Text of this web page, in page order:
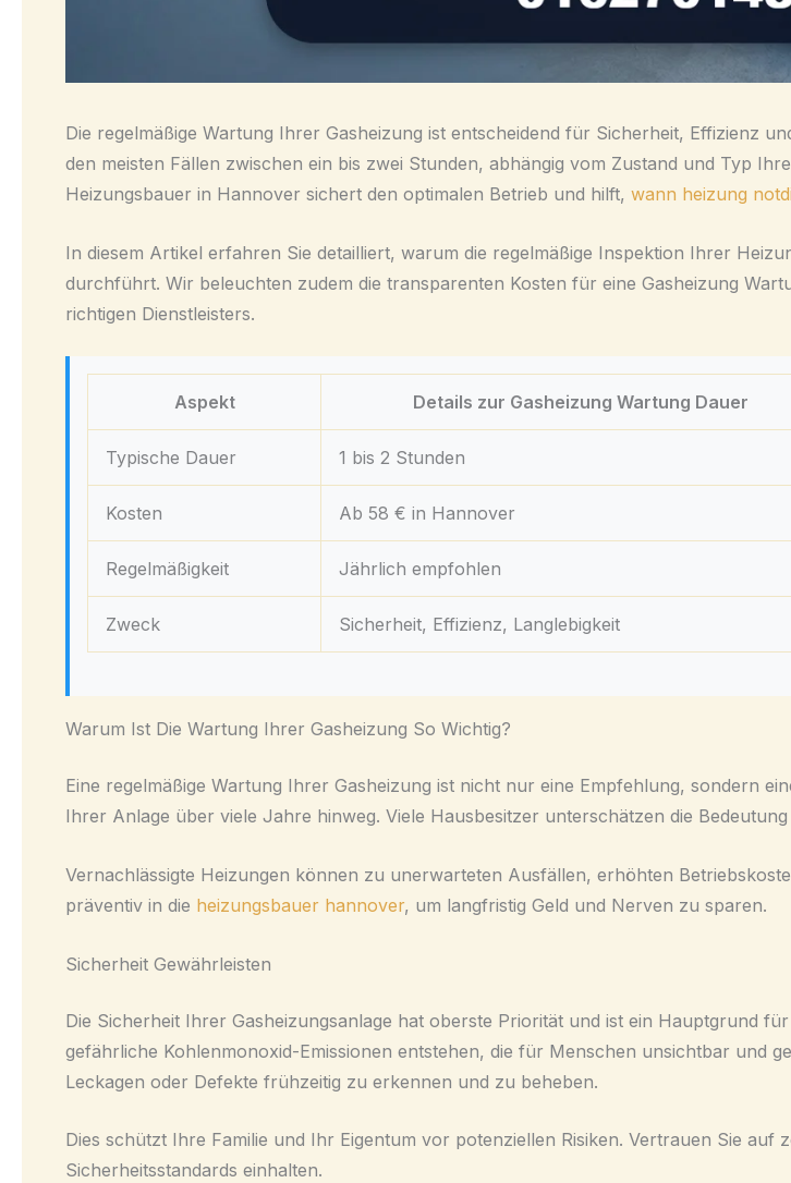
Die regelmäßige Wartung Ihrer Gasheizung ist entscheidend für Sicherheit, Effizienz
den meisten Fällen zwischen ein bis zwei Stunden, abhängig vom Zustand und Typ
Heizungsbauer in Hannover sichert den optimalen Betrieb und hilft, wann heizung
In diesem Artikel erfahren Sie detailliert, warum die regelmäßige Inspektion Ihrer
durchführt. Wir beleuchten zudem die transparenten Kosten für eine Gasheizung
richtigen Dienstleisters.
Aspekt Details zur Gasheizung Wartung Dauer
Typische Dauer 1 bis 2 Stunden
Kosten Ab 58 € in Hannover
Regelmäßigkeit Jährlich empfohlen
Zweck Sicherheit, Effizienz, Langlebigkeit
Warum Ist Die Wartung Ihrer Gasheizung So Wichtig?
Eine regelmäßige Wartung Ihrer Gasheizung ist nicht nur eine Empfehlung, sondern
Ihrer Anlage über viele Jahre hinweg. Viele Hausbesitzer unterschätzen die
Vernachlässigte Heizungen können zu unerwarteten Ausfällen, erhöhten
präventiv in die heizungsbauer hannover, um langfristig Geld und Nerven zu sparen.
Sicherheit Gewährleisten
Die Sicherheit Ihrer Gasheizungsanlage hat oberste Priorität und ist ein Hauptgrund
gefährliche Kohlenmonoxid-Emissionen entstehen, die für Menschen unsichtbar und
Leckagen oder Defekte frühzeitig zu erkennen und zu beheben.
Dies schützt Ihre Familie und Ihr Eigentum vor potenziellen Risiken. Vertrauen Sie auf
Sicherheitsstandards einhalten.